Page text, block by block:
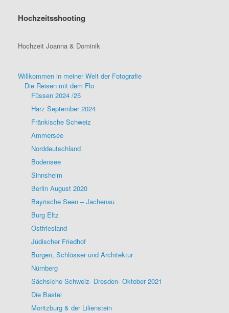
Hochzeitsshooting
Hochzeit Joanna & Dominik
Willkommen in meiner Welt der Fotografie
Die Reisen mit dem Flo
Füssen 2024 /25
Harz September 2024
Fränkische Schweiz
Ammersee
Norddeutschland
Bodensee
Sinnsheim
Berlin August 2020
Bayrische Seen – Jachenau
Burg Eltz
Ostfriesland
Jüdischer Friedhof
Burgen, Schlösser und Architektur
Nürnberg
Sächsiche Schweiz- Dresden- Oktober 2021
Die Bastei
Moritzburg & der Lilienstein